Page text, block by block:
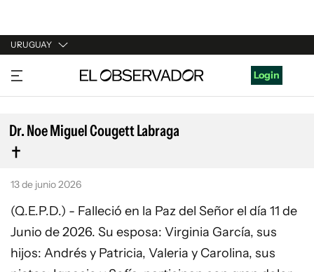
URUGUAY
URUGUAY
ARGENTINA
ESPAÑA
ESTADOS UNIDOS
Login
Dr. Noe Miguel Cougett Labraga
13 de junio 2026
(Q.E.P.D.) - Falleció en la Paz del Señor el día 11 de
Junio de 2026. Su esposa: Virginia García, sus
hijos: Andrés y Patricia, Valeria y Carolina, sus